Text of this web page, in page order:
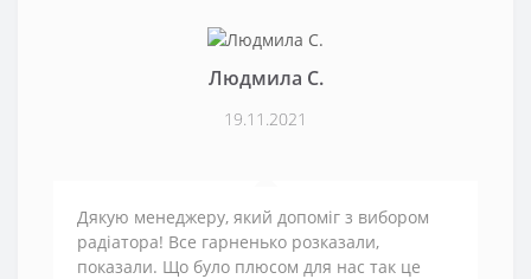
Людмила С.
19.11.2021
Дякую менеджеру, який допоміг з вибором
радіатора! Все гарненько розказали,
показали. Що було плюсом для нас так це